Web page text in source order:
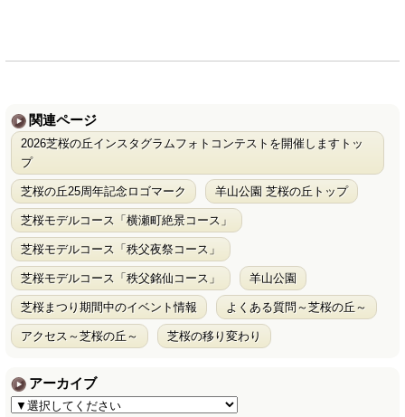
関連ページ
2026芝桜の丘インスタグラムフォトコンテストを開催しますトッ
プ
芝桜の丘25周年記念ロゴマーク 羊山公園 芝桜の丘トップ
芝桜モデルコース「横瀬町絶景コース」
芝桜モデルコース「秩父夜祭コース」
芝桜モデルコース「秩父銘仙コース」 羊山公園
芝桜まつり期間中のイベント情報 よくある質問～芝桜の丘～
アクセス～芝桜の丘～ 芝桜の移り変わり
アーカイブ